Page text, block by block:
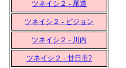
ツネイシ２ - 尾道
ツネイシ２ - ピジョン
ツネイシ２ - 川内
ツネイシ２ - 廿日市2